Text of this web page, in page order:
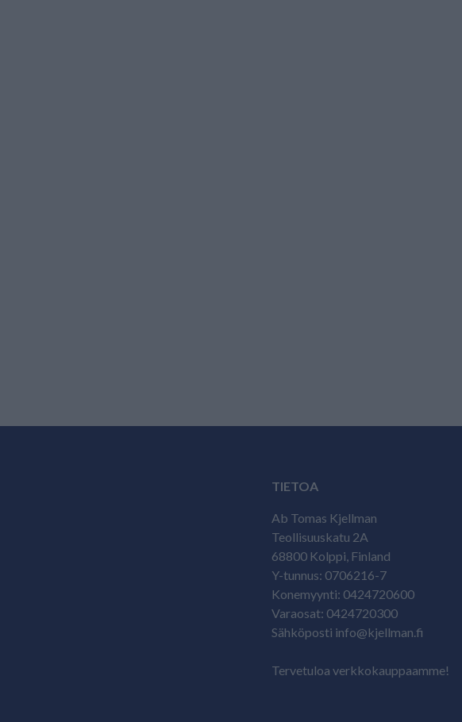
TIETOA
Ab Tomas Kjellman
Teollisuuskatu 2A
68800 Kolppi, Finland
Y-tunnus: 0706216-7
Konemyynti: 0424720600
Varaosat: 0424720300
Sähköposti info@kjellman.fi
Tervetuloa verkkokauppaamme!